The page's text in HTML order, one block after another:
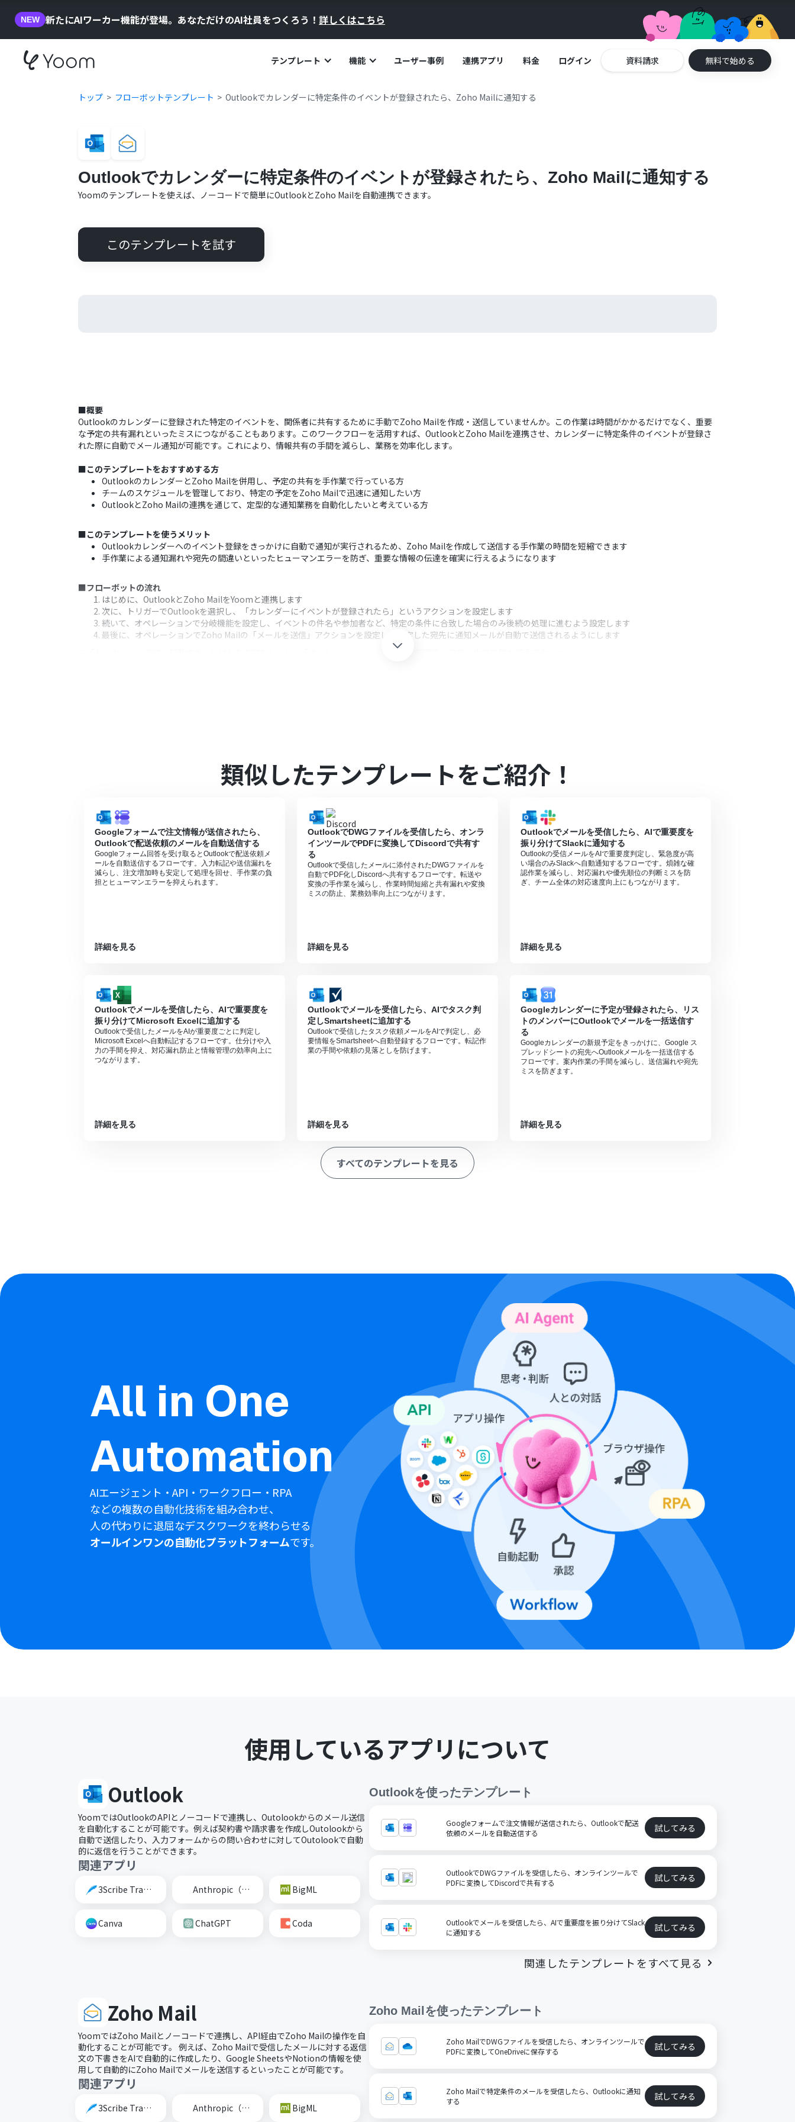
NEW 新たにAIワーカー機能が登場。あなただけのAI社員をつくろう！ 詳しくはこちら
テンプレート 機能 ユーザー事例 連携アプリ 料金 ログイン 資料請求 無料で始める
トップ フローボットテンプレート Outlookでカレンダーに特定条件のイベントが登録されたら、Zoho Mailに通知する
Outlookでカレンダーに特定条件のイベントが登録されたら、Zoho Mailに通知する
Yoomのテンプレートを使えば、ノーコードで簡単にOutlookとZoho Mailを自動連携できます。
このテンプレートを試す
■概要
Outlookのカレンダーに登録された特定のイベントを、関係者に共有するために手動でZoho Mailを作成・送信していませんか。この作業は時間がかかるだけでなく、重要
な予定の共有漏れといったミスにつながることもあります。このワークフローを活用すれば、OutlookとZoho Mailを連携させ、カレンダーに特定条件のイベントが登録さ
れた際に自動でメール通知が可能です。これにより、情報共有の手間を減らし、業務を効率化します。
■このテンプレートをおすすめする方
OutlookのカレンダーとZoho Mailを併用し、予定の共有を手作業で行っている方
チームのスケジュールを管理しており、特定の予定をZoho Mailで迅速に通知したい方
OutlookとZoho Mailの連携を通じて、定型的な通知業務を自動化したいと考えている方
■このテンプレートを使うメリット
Outlookカレンダーへのイベント登録をきっかけに自動で通知が実行されるため、Zoho Mailを作成して送信する手作業の時間を短縮できます
手作業による通知漏れや宛先の間違いといったヒューマンエラーを防ぎ、重要な情報の伝達を確実に行えるようになります
■フローボットの流れ
はじめに、OutlookとZoho MailをYoomと連携します
次に、トリガーでOutlookを選択し、「カレンダーにイベントが登録されたら」というアクションを設定します
続いて、オペレーションで分岐機能を設定し、イベントの件名や参加者など、特定の条件に合致した場合のみ後続の処理に進むよう設定します
最後に、オペレーションでZoho Mailの「メールを送信」アクションを設定し、指定した宛先に通知メールが自動で送信されるようにします
トリガーは5分、10分、15分、30分、60分の間隔で起動間隔を選択できます。
プランによって最短の起動間隔が異なりますので、ご注意ください。
Microsoft365（旧Office365）には、家庭向けプランと一般法人向けプラン（Microsoft365 Business）があり、一般法人向けプランに加入していない場合には認証
分岐はパーソナルプラン以上のプランでご利用いただける機能（オペレーション）となっております。フリープランの場合は設定しているフローボットのオペレーシ
ョンはエラーとなりますので、ご注意ください。
パーソナルプランなどの有料プランは、2週間の無料トライアルを行うことが可能です。無料トライアル中には制限対象のアプリや機能（オペレーション）を使用す
ることができます。詳しくは、料金プランのページをご参照ください。
類似したテンプレートをご紹介！
Googleフォームで注文情報が送信されたら、
Outlookで配送依頼のメールを自動送信する
Googleフォーム回答を受け取るとOutlookで配送依頼メ
ールを自動送信するフローです。入力転記や送信漏れを
減らし、注文増加時も安定して処理を回せ、手作業の負
担とヒューマンエラーを抑えられます。
詳細を見る
OutlookでDWGファイルを受信したら、オンラ
インツールでPDFに変換してDiscordで共有す
る
Outlookで受信したメールに添付されたDWGファイルを
自動でPDF化しDiscordへ共有するフローです。転送や
変換の手作業を減らし、作業時間短縮と共有漏れや変換
ミスの防止、業務効率向上につながります。
詳細を見る
Outlookでメールを受信したら、AIで重要度を
振り分けてSlackに通知する
Outlookの受信メールをAIで重要度判定し、緊急度が高
い場合のみSlackへ自動通知するフローです。煩雑な確
認作業を減らし、対応漏れや優先順位の判断ミスを防
ぎ、チーム全体の対応速度向上にもつながります。
詳細を見る
Outlookでメールを受信したら、AIで重要度を
振り分けてMicrosoft Excelに追加する
Outlookで受信したメールをAIが重要度ごとに判定し
Microsoft Excelへ自動転記するフローです。仕分けや入
力の手間を抑え、対応漏れ防止と情報管理の効率向上に
つながります。
詳細を見る
Outlookでメールを受信したら、AIでタスク判
定しSmartsheetに追加する
Outlookで受信したタスク依頼メールをAIで判定し、必
要情報をSmartsheetへ自動登録するフローです。転記作
業の手間や依頼の見落としを防げます。
詳細を見る
Googleカレンダーに予定が登録されたら、リス
トのメンバーにOutlookでメールを一括送信す
る
Googleカレンダーの新規予定をきっかけに、Google ス
プレッドシートの宛先へOutlookメールを一括送信する
フローです。案内作業の手間を減らし、送信漏れや宛先
ミスを防ぎます。
詳細を見る
すべてのテンプレートを見る
All in One
Automation
AIエージェント・API・ワークフロー・RPA
などの複数の自動化技術を組み合わせ、
人の代わりに退屈なデスクワークを終わらせる
オールインワンの自動化プラットフォームです。
使用しているアプリについて
Outlook
YoomではOutlookのAPIとノーコードで連携し、Outolookからのメール送信
を自動化することが可能です。例えば契約書や請求書を作成しOutolookから
自動で送信したり、入力フォームからの問い合わせに対してOutolookで自動
的に返信を行うことができます。
関連アプリ
3Scribe Transcription Anthropic（Claude） BigML
Canva ChatGPT Coda
Outlookを使ったテンプレート
Googleフォームで注文情報が送信されたら、Outlookで配送
依頼のメールを自動送信する
試してみる
OutlookでDWGファイルを受信したら、オンラインツールで
PDFに変換してDiscordで共有する
試してみる
Outlookでメールを受信したら、AIで重要度を振り分けてSlack
に通知する
試してみる
関連したテンプレートをすべて見る
Zoho Mail
YoomではZoho Mailとノーコードで連携し、API経由でZoho Mailの操作を自
動化することが可能です。 例えば、Zoho Mailで受信したメールに対する返信
文の下書きをAIで自動的に作成したり、Google SheetsやNotionの情報を使
用して自動的にZoho Mailでメールを送信するといったことが可能です。
関連アプリ
3Scribe Transcription Anthropic（Claude） BigML
Zoho Mail を使ったテンプレート
Zoho MailでDWGファイルを受信したら、オンラインツールで
PDFに変換してOneDriveに保存する
試してみる
Zoho Mailで特定条件のメールを受信したら、Outlookに通知
する
試してみる